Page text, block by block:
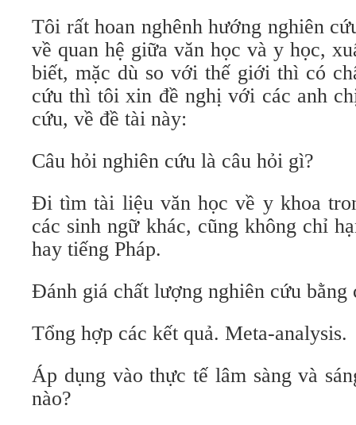
Tôi rất hoan nghênh hướng nghiên
về quan hệ giữa văn học và y học,
biết, mặc dù so với thế giới thì có
cứu thì tôi xin đề nghị với các anh
cứu, về đề tài này:
Câu hỏi nghiên cứu là câu hỏi gì?
Đi tìm tài liệu văn học về y khoa
các sinh ngữ khác, cũng không chỉ
hay tiếng Pháp.
Đánh giá chất lượng nghiên cứu bằng
Tổng hợp các kết quả. Meta-analysis.
Áp dụng vào thực tế lâm sàng và
nào?